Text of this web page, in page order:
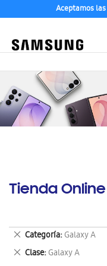
Aceptamos
Tienda Online
Categoría Galaxy A
Eliminar
este
artículo
Clase Galaxy A
Eliminar